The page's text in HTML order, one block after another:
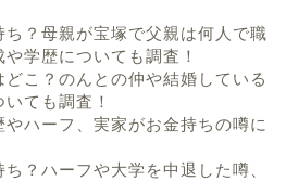
？母親が宝塚で父親は何人で職
学歴についても調査！
こ？のんとの仲や結婚している
ても調査！
ハーフ、実家がお金持ちの噂に
？ハーフや大学を中退した噂、